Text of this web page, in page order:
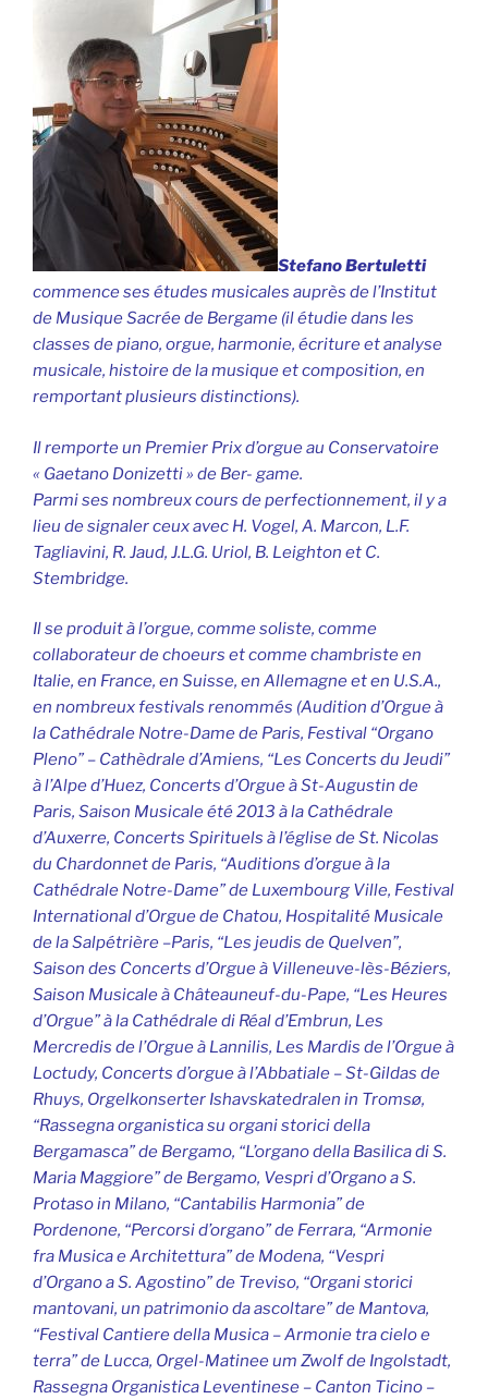
Stefano Bertuletti
commence ses études musicales auprès de l’Institut
de Musique Sacrée de Bergame (il étudie dans les
classes de piano, orgue, harmonie, écriture et analyse
musicale, histoire de la musique et composition, en
remportant plusieurs distinctions).
Il remporte un Premier Prix d’orgue au Conservatoire
« Gaetano Donizetti » de Ber- game.
Parmi ses nombreux cours de perfectionnement, il y a
lieu de signaler ceux avec H. Vogel, A. Marcon, L.F.
Tagliavini, R. Jaud, J.L.G. Uriol, B. Leighton et C.
Stembridge.
Il se produit à l’orgue, comme soliste, comme
collaborateur de choeurs et comme chambriste en
Italie, en France, en Suisse, en Allemagne et en U.S.A.,
en nombreux festivals renommés (Audition d’Orgue à
la Cathédrale Notre-Dame de Paris, Festival “Organo
Pleno” – Cathèdrale d’Amiens, “Les Concerts du Jeudi”
à l’Alpe d’Huez, Concerts d’Orgue à St-Augustin de
Paris, Saison Musicale été 2013 à la Cathédrale
d’Auxerre, Concerts Spirituels à l’église de St. Nicolas
du Chardonnet de Paris, “Auditions d’orgue à la
Cathédrale Notre-Dame” de Luxembourg Ville, Festival
International d’Orgue de Chatou, Hospitalité Musicale
de la Salpétrière –Paris, “Les jeudis de Quelven”,
Saison des Concerts d’Orgue à Villeneuve-lès-Béziers,
Saison Musicale à Châteauneuf-du-Pape, “Les Heures
d’Orgue” à la Cathédrale di Réal d’Embrun, Les
Mercredis de l’Orgue à Lannilis, Les Mardis de l’Orgue à
Loctudy, Concerts d’orgue à l’Abbatiale – St-Gildas de
Rhuys, Orgelkonserter Ishavskatedralen in Tromsø,
“Rassegna organistica su organi storici della
Bergamasca” de Bergamo, “L’organo della Basilica di S.
Maria Maggiore” de Bergamo, Vespri d’Organo a S.
Protaso in Milano, “Cantabilis Harmonia” de
Pordenone, “Percorsi d’organo” de Ferrara, “Armonie
fra Musica e Architettura” de Modena, “Vespri
d’Organo a S. Agostino” de Treviso, “Organi storici
mantovani, un patrimonio da ascoltare” de Mantova,
“Festival Cantiere della Musica – Armonie tra cielo e
terra” de Lucca, Orgel-Matinee um Zwolf de Ingolstadt,
Rassegna Organistica Leventinese – Canton Ticino –